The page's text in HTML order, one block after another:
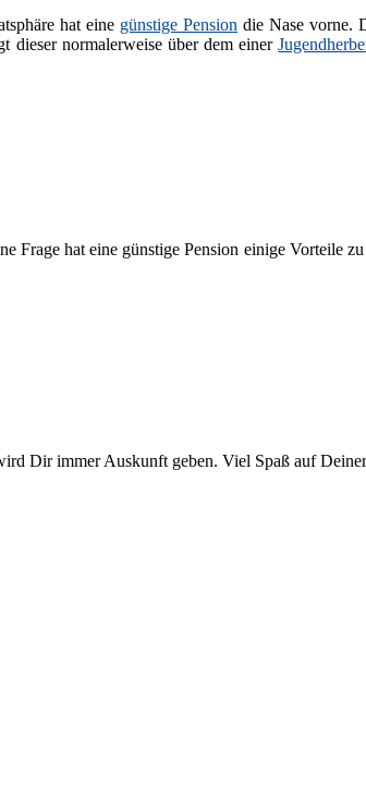
hat eine günstige Pension die Nase vorne.
dieser normalerweise über dem einer
Frage hat eine günstige Pension einige Vorteile
Dir immer Auskunft geben. Viel Spaß auf